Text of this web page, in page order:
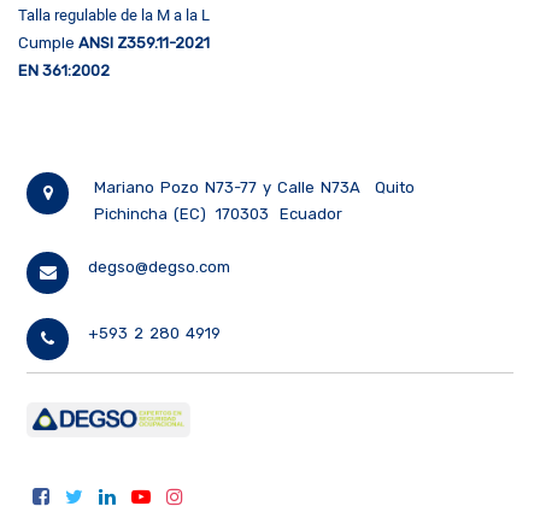
Talla regulable de la M a la L
Cumple ANSI Z359.11-2021
EN 361:2002
Mariano Pozo N73-77 y Calle N73A
Quito
Pichincha (EC)
170303 Ecuador
degso@degso.com
+593 2 280 4919